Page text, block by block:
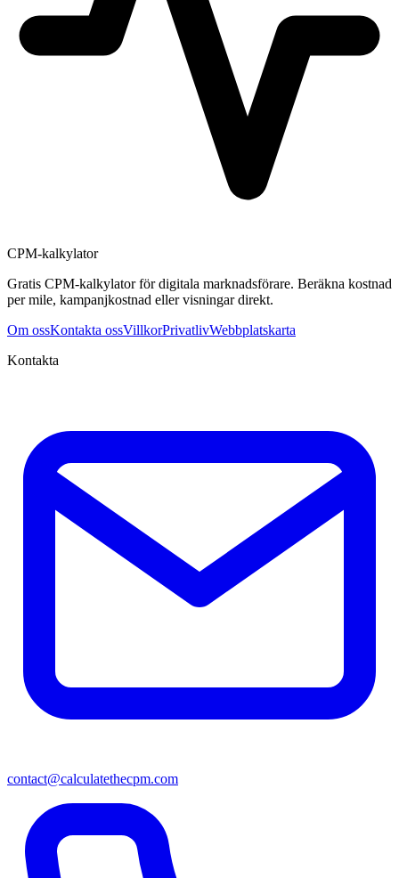
CPM-kalkylator
Gratis CPM-kalkylator för digitala marknadsförare. Beräkna kostnad
per mile, kampanjkostnad eller visningar direkt.
Om ossKontakta ossVillkorPrivatlivWebbplatskarta
Kontakta
contact@calculatethecpm.com